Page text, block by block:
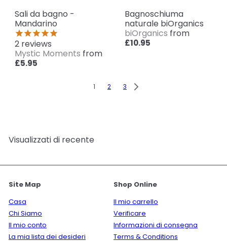
Sali da bagno -
Mandarino
2 reviews
Mystic Moments from
£5.95
Bagnoschiuma
naturale biOrganics
biOrganics from
£10.95
1 2 3
Visualizzati di recente
Site Map
Casa
Chi Siamo
Il mio conto
La mia lista dei desideri
Shop Online
Il mio carrello
Verificare
Informazioni di consegna
Terms & Conditions